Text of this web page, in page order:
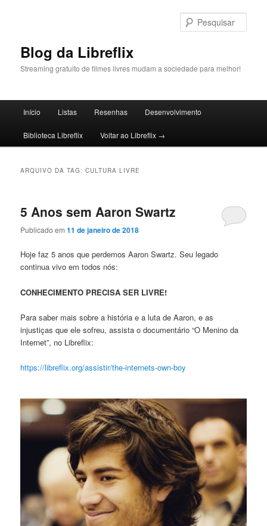
principal
secundárioBlog da Libreflix
Streaming gratuito de filmes livres mudam a sociedade para melhor!
principal
Início Listas Resenhas Desenvolvimento
Biblioteca Libreflix Voltar ao Libreflix →
ARQUIVO DA TAG:CULTURA LIVRE
5 Anos sem Aaron Swartz
Publicado em11 de janeiro de 2018
Hoje faz 5 anos que perdemos Aaron Swartz. Seu legado
continua vivo em todos nós:
CONHECIMENTO PRECISA SER LIVRE!
Para saber mais sobre a história e a luta de Aaron, e as
injustiças que ele sofreu, assista o documentário “O Menino da
Internet”, no Libreflix:
https://libreflix.org/assistir/the-internets-own-boy